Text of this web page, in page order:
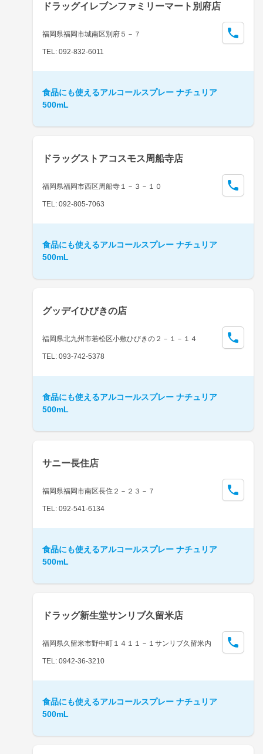
ドラッグイレブンファミリーマート別府店
福岡県福岡市城南区別府５－７
TEL: 092-832-6011
食品にも使えるアルコールスプレー ナチュリア
500mL
ドラッグストアコスモス周船寺店
福岡県福岡市西区周船寺１－３－１０
TEL: 092-805-7063
食品にも使えるアルコールスプレー ナチュリア
500mL
グッデイひびきの店
福岡県北九州市若松区小敷ひびきの２－１－１４
TEL: 093-742-5378
食品にも使えるアルコールスプレー ナチュリア
500mL
サニー長住店
福岡県福岡市南区長住２－２３－７
TEL: 092-541-6134
食品にも使えるアルコールスプレー ナチュリア
500mL
ドラッグ新生堂サンリブ久留米店
福岡県久留米市野中町１４１１－１サンリブ久留米内
TEL: 0942-36-3210
食品にも使えるアルコールスプレー ナチュリア
500mL